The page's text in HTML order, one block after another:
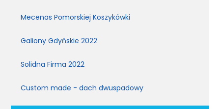
Mecenas Pomorskiej Koszykówki
Galiony Gdyńskie 2022
Solidna Firma 2022
Custom made - dach dwuspadowy